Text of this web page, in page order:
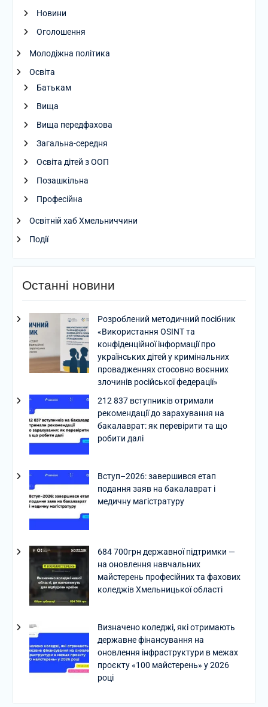
Новини
Оголошення
Молодіжна політика
Освіта
Батькам
Вища
Вища передфахова
Загальна-середня
Освіта дітей з ООП
Позашкільна
Професійна
Освітній хаб Хмельниччини
Події
Останні новини
Розроблений методичний посібник
«Використання OSINT та
конфіденційної інформації про
українських дітей у кримінальних
провадженнях стосовно воєнних
злочинів російської федерації»
212 837 вступників отримали
рекомендації до зарахування на
бакалаврат: як перевірити та що
робити далі
Вступ–2026: завершився етап
подання заяв на бакалаврат і
медичну магістратуру
684 700грн державної підтримки —
на оновлення навчальних
майстерень професійних та фахових
коледжів Хмельницької області
Визначено коледжі, які отримають
державне фінансування на
оновлення інфраструктури в межах
проєкту «100 майстерень» у 2026
році